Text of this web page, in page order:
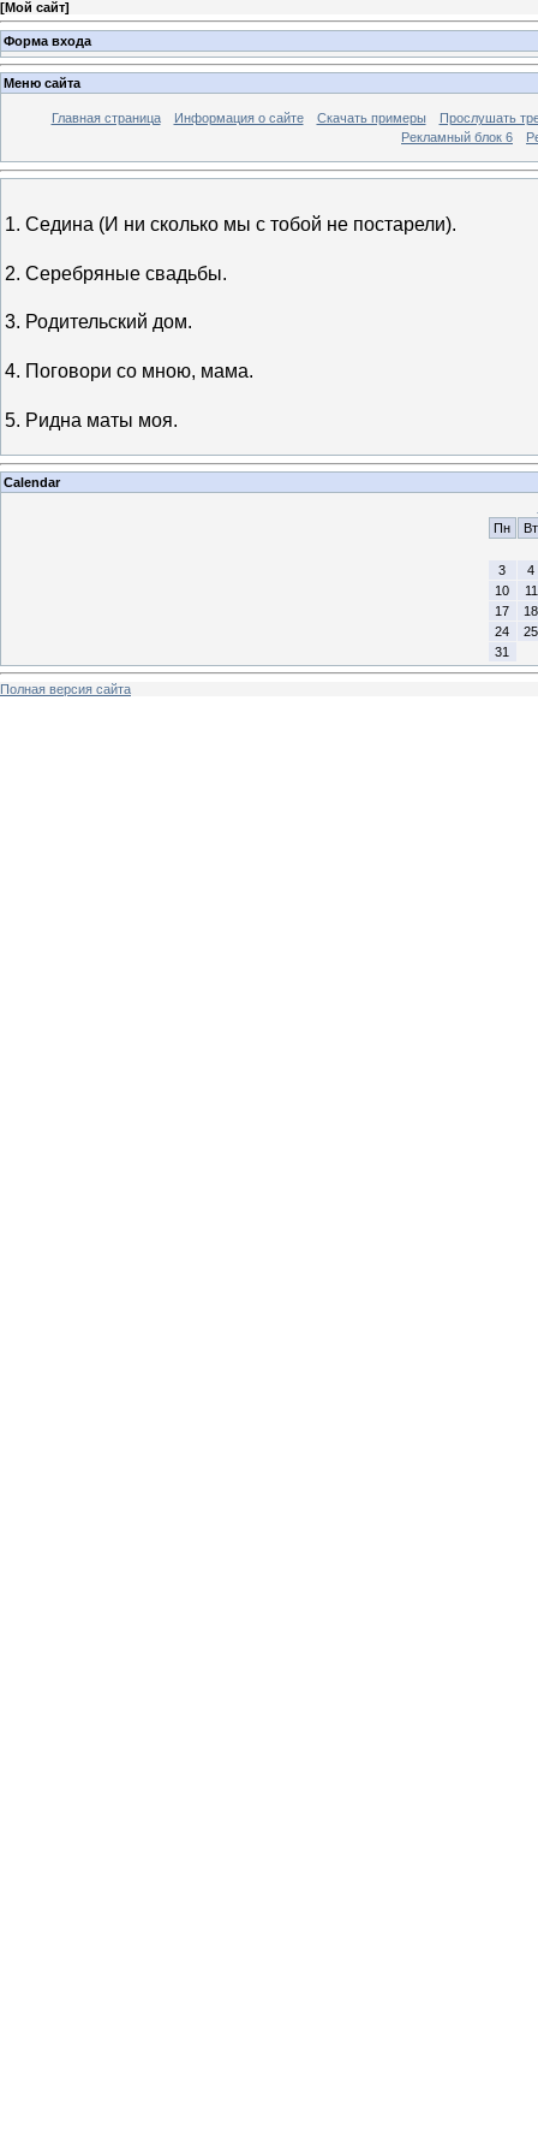
[Мой сайт]
Форма входа
Меню сайта
Главная страница Информация о сайте Скачать примеры
Прослушать
Рекламный блок 6
1. Седина (И ни сколько мы с тобой не постарели).
2. Серебряные свадьбы.
3. Родительский дом.
4. Поговори со мною, мама.
5. Ридна маты моя.
Calendar
Пн
Вт
3
4
10
11
17
18
24
25
31
Полная версия сайта